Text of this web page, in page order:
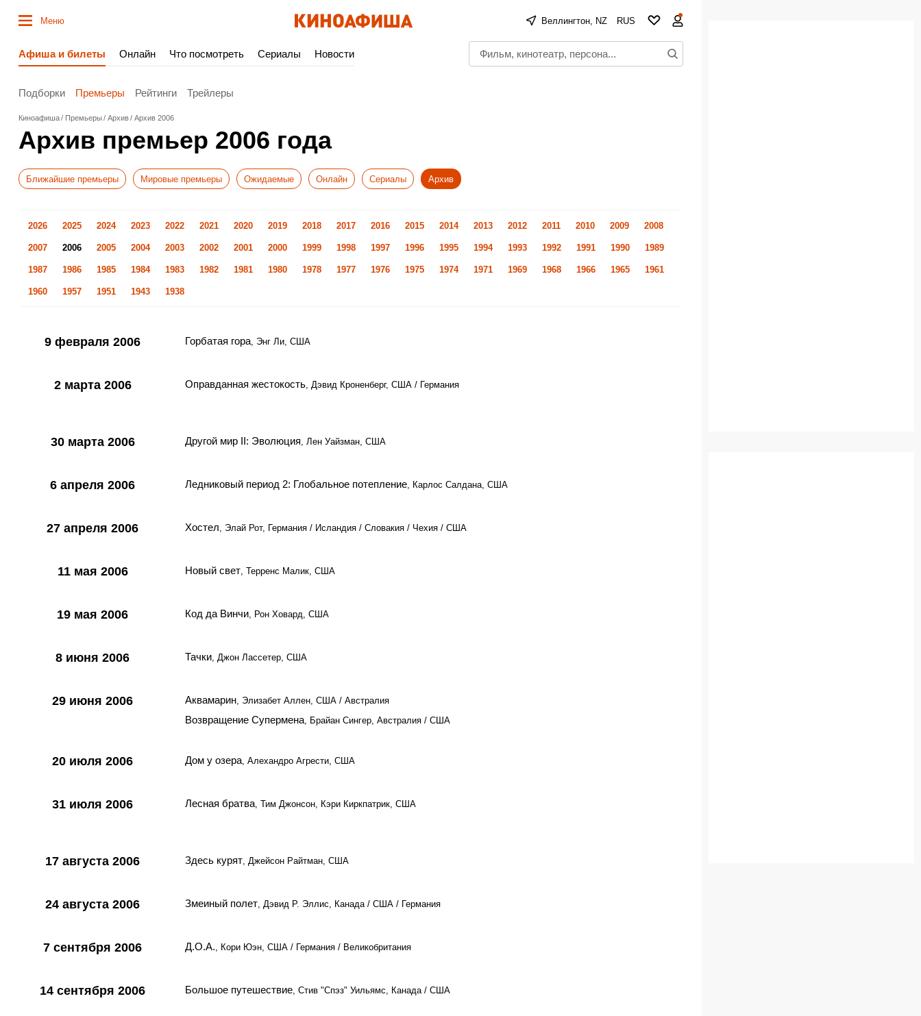
Меню Веллингтон, NZ RUS
Афиша и билеты Онлайн Что посмотреть Сериалы Новости
Подборки Премьеры Рейтинги Трейлеры
Киноафиша Премьеры Архив Архив 2006
Архив премьер 2006 года
Ближайшие премьеры Мировые премьеры Ожидаемые Онлайн Сериалы Архив
2026 2025 2024 2023 2022 2021 2020 2019 2018 2017 2016 2015 2014 2013 2012 2011 2010 2009 2008
2007 2006 2005 2004 2003 2002 2001 2000 1999 1998 1997 1996 1995 1994 1993 1992 1991 1990 1989
1987 1986 1985 1984 1983 1982 1981 1980 1978 1977 1976 1975 1974 1971 1969 1968 1966 1965 1961
1960 1957 1951 1943 1938
9 февраля 2006 Горбатая гора, Энг Ли, США
2 марта 2006 Оправданная жестокость, Дэвид Кроненберг, США / Германия
30 марта 2006 Другой мир II: Эволюция, Лен Уайзман, США
6 апреля 2006 Ледниковый период 2: Глобальное потепление, Карлос Салдана, США
27 апреля 2006 Хостел, Элай Рот, Германия / Исландия / Словакия / Чехия / США
11 мая 2006 Новый свет, Терренс Малик, США
19 мая 2006 Код да Винчи, Рон Ховард, США
8 июня 2006 Тачки, Джон Лассетер, США
29 июня 2006 Аквамарин, Элизабет Аллен, США / Австралия
Возвращение Супермена, Брайан Сингер, Австралия / США
20 июля 2006 Дом у озера, Алехандро Агрести, США
31 июля 2006 Лесная братва, Тим Джонсон, Кэри Киркпатрик, США
17 августа 2006 Здесь курят, Джейсон Райтман, США
24 августа 2006 Змеиный полет, Дэвид Р. Эллис, Канада / США / Германия
7 сентября 2006 Д.О.А., Кори Юэн, США / Германия / Великобритания
14 сентября 2006 Большое путешествие, Стив "Спэз" Уильямс, Канада / США